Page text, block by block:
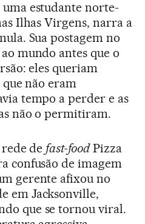
estudante norte-
Ilhas Virgens, narra a
Sua postagem no
mundo antes que o
eles queriam
não eram
tempo a perder e as
não o permitiram.
de fast-foodPizza
confusão de imagem
gerente afixou no
em Jacksonville,
que se tornou viral.